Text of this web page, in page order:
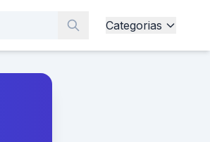
Categorias